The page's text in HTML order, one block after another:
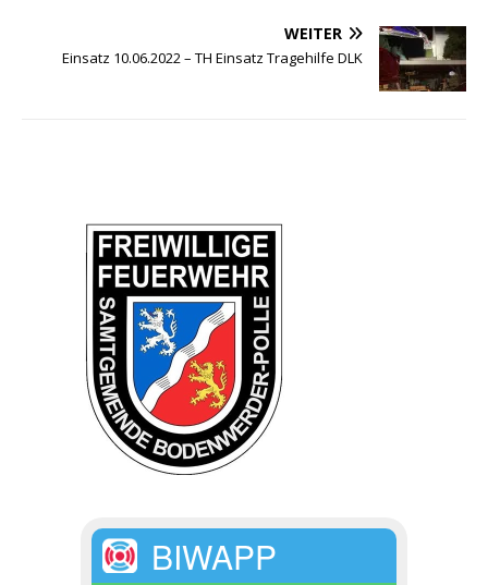
WEITER
Einsatz 10.06.2022 – TH Einsatz Tragehilfe DLK
BIWAPP